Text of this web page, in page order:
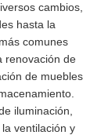
cambios,
hasta la
comunes
renovación de
de muebles
iluminación,
ventilación y